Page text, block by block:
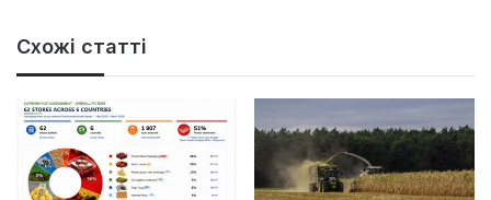
Схожі статті